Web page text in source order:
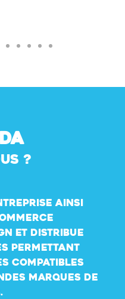
?
ainsi
et distribue
permettant
compatibles
marques de